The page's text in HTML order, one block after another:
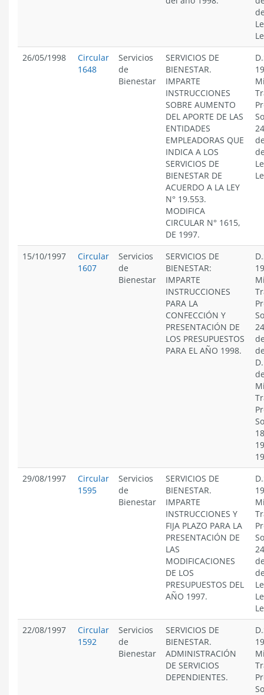
26/05/1998
Circular
1648
Servicios
de
Bienestar
SERVICIOS DE
BIENESTAR.
IMPARTE
INSTRUCCIONES
SOBRE AUMENTO
DEL APORTE DE LAS
ENTIDADES
EMPLEADORAS QUE
INDICA A LOS
SERVICIOS DE
BIENESTAR DE
ACUERDO A LA LEY
N° 19.553.
MODIFICA
CIRCULAR N° 1615,
DE 1997.
15/10/1997
Circular
1607
Servicios
de
Bienestar
SERVICIOS DE
BIENESTAR:
IMPARTE
INSTRUCCIONES
PARA LA
CONFECCIÓN Y
PRESENTACIÓN DE
LOS PRESUPUESTOS
PARA EL AÑO 1998.
29/08/1997
Circular
1595
Servicios
de
Bienestar
SERVICIOS DE
BIENESTAR.
IMPARTE
INSTRUCCIONES Y
FIJA PLAZO PARA LA
PRESENTACIÓN DE
LAS
MODIFICACIONES
DE LOS
PRESUPUESTOS DEL
AÑO 1997.
22/08/1997
Circular
1592
Servicios
de
Bienestar
SERVICIOS DE
BIENESTAR.
ADMINISTRACIÓN
DE SERVICIOS
DEPENDIENTES.